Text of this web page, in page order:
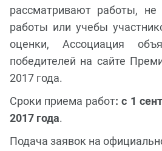
рассматривают работы,
работы или учебы
оценки, Ассоциация
победителей на сайте
2017 года.
Сроки приема работ: с 1
2017 года.
Подача заявок на